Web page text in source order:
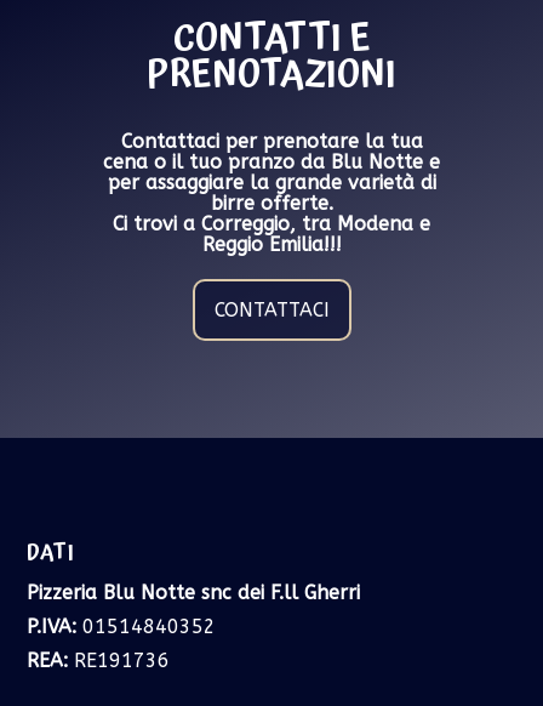
CONTATTI E
PRENOTAZIONI
Contattaci per prenotare la tua
cena o il tuo pranzo da Blu Notte e
per assaggiare la grande varietà di
birre offerte.
Ci trovi a Correggio, tra Modena e
Reggio Emilia!!!
CONTATTACI
DATI
Pizzeria Blu Notte snc dei F.ll Gherri
P.IVA:01514840352
REA: RE191736